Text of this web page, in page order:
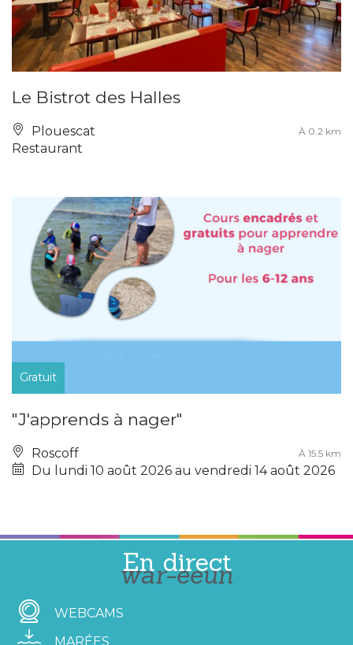
Le Bistrot des Halles
Plouescat À 0.2 km
Restaurant
Gratuit
"J'apprends à nager"
Roscoff À 15.5 km
Du lundi 10 août 2026 au vendredi 14 août 2026
En direct
war-eeun
WEBCAMS
MARÉES